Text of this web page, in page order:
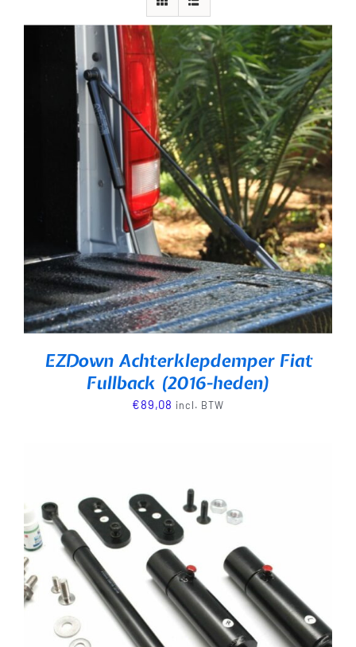
EZDown Achterklepdemper Fiat
Fullback (2016-heden)
€89,08 incl. BTW